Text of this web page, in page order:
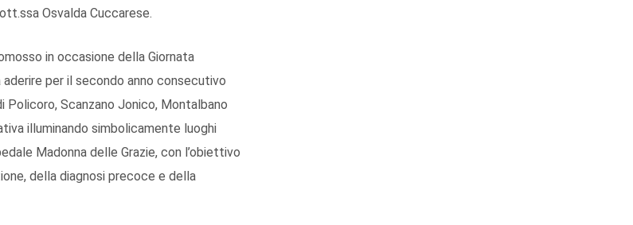
Osvalda Cuccarese.
in occasione della Giornata
per il secondo anno consecutivo
Policoro, Scanzano Jonico, Montalbano
illuminando simbolicamente luoghi
Madonna delle Grazie, con l’obiettivo
della diagnosi precoce e della